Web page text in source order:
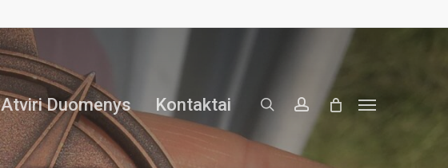
Atviri Duomenys Kontaktai searchaccountMenu